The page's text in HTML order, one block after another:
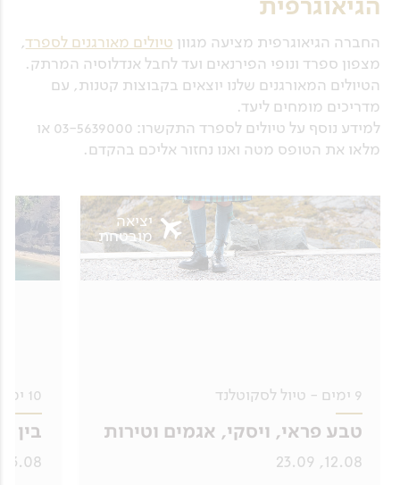
החברה הגיאוגרפית מציעה מגוון טיולים מאורגנים לספרד,
מצפון ספרד ונופי הפירנאים ועד לחבל אנדלוסיה המרתק.
הטיולים המאורגנים שלנו יוצאים בקבוצות קטנות, עם
מדריכים מומחים ליעד.
למידע נוסף על טיולים לספרד התקשרו: 03-5639000 או
מלאו את הטופס מטה ואנו נחזור אליכם בהקדם.
9 ימים - טיול לסקוטלנד
טבע פראי, ויסקי, אגמים וטירות
12.08, 23.09
יציאה
מובטחת
10 ימים - טיול לאיים האזוריים
בין
23.08, 15.09, 22.09, 27.10